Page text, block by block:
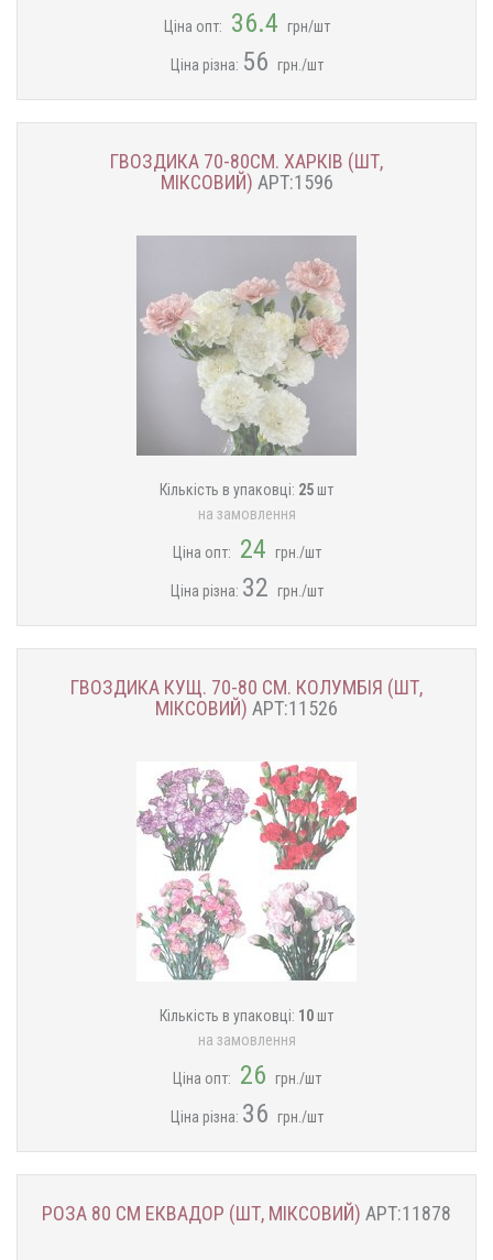
Ціна опт: 36.4 грн/шт
Ціна різна: 56 грн./шт
ГВОЗДИКА 70-80СМ. ХАРКІВ (ШТ,
МІКСОВИЙ) АРТ:1596
Кількість в упаковці: 25 шт
на замовлення
Ціна опт: 24 грн./шт
Ціна різна: 32 грн./шт
ГВОЗДИКА КУЩ. 70-80 СМ. КОЛУМБІЯ (ШТ,
МІКСОВИЙ) АРТ:11526
Кількість в упаковці: 10 шт
на замовлення
Ціна опт: 26 грн./шт
Ціна різна: 36 грн./шт
РОЗА 80 СМ ЕКВАДОР (ШТ, МІКСОВИЙ) АРТ:11878